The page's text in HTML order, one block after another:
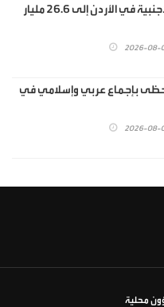
ارتفاع الاحتياطيات الأجنبية في الأردن إلى 26.6 مليار
2026-08-
بإجماع عربي وإسلامي في
2026-08-
محلية